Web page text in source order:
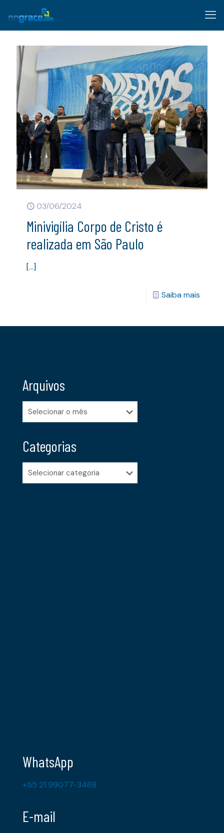
03/06/2024
Minivigília Corpo de Cristo é
realizada em São Paulo
[…]
Saiba mais
Arquivos
Arquivos
Categorias
Categorias
WhatsApp
+55 21 99077-3468
E-mail